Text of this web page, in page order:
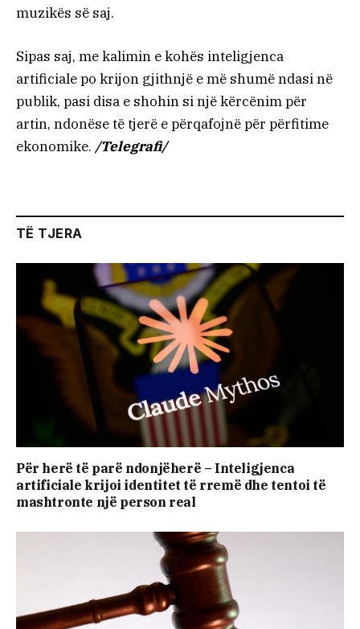
muzikës së saj.
Sipas saj, me kalimin e kohës inteligjenca
artificiale po krijon gjithnjë e më shumë ndasi në
publik, pasi disa e shohin si një kërcënim për
artin, ndonëse të tjerë e përqafojnë për përfitime
ekonomike. /Telegrafi/
TË TJERA
Për herë të parë ndonjëherë – Inteligjenca
artificiale krijoi identitet të rremë dhe tentoi të
mashtronte një person real